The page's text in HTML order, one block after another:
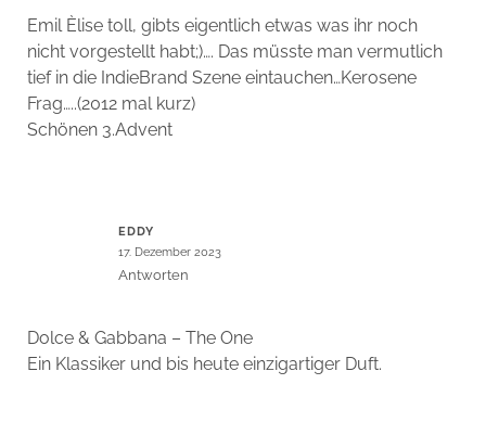
Emil Èlise toll, gibts eigentlich etwas was ihr noch
nicht vorgestellt habt;)…. Das müsste man vermutlich
tief in die IndieBrand Szene eintauchen…Kerosene
Frag…..(2012 mal kurz)
Schönen 3.Advent
EDDY
17. Dezember 2023
Antworten
Dolce & Gabbana – The One
Ein Klassiker und bis heute einzigartiger Duft.